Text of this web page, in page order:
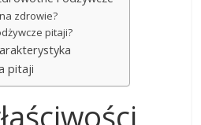
zdrowie?
pitaji?
pitaji